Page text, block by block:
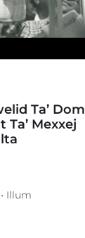
Ta’ Dom
Mexxej
Illum